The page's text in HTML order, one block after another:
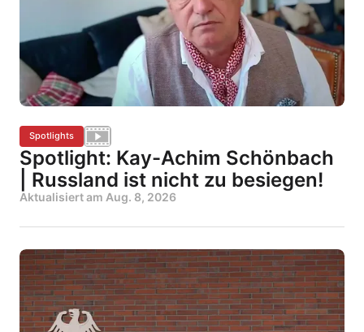
Spotlights
Spotlight: Kay-Achim Schönbach
| Russland ist nicht zu besiegen!
Aktualisiert am Aug. 8, 2026